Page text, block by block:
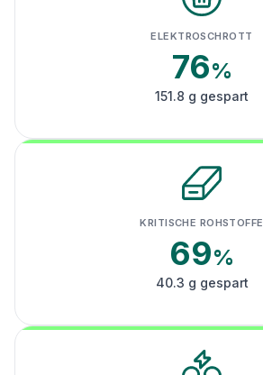
ELEKTROSCHROTT
76%
151.8 g gespart
KRITISCHE ROHSTOFFE
69%
40.3 g gespart